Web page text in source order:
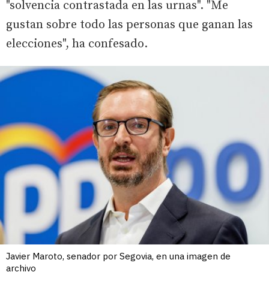
"solvencia contrastada en las urnas". "Me
gustan sobre todo las personas que ganan las
elecciones", ha confesado.
Javier Maroto, senador por Segovia, en una imagen de
archivo